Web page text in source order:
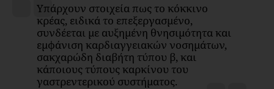
Υπάρχουν στοιχεία πως το κόκκινο
κρέας, ειδικά το επεξεργασμένο,
συνδέεται με αυξημένη θνησιμότητα και
εμφάνιση καρδιαγγειακών νοσημάτων,
σακχαρώδη διαβήτη τύπου β, και
κάποιους τύπους καρκίνου του
γαστρεντερικού συστήματος.